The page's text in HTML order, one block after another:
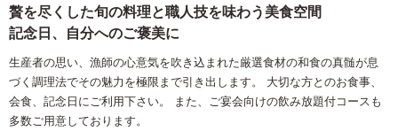
贅を尽くした旬の料理と職人技を味わう美食空間
記念日、自分へのご褒美に
生産者の思い、漁師の心意気を吹き込まれた厳選食材の和食の真髄が息
づく調理法でその魅力を極限まで引き出します。 大切な方とのお食事、
会食、記念日にご利用下さい。 また、ご宴会向けの飲み放題付コースも
多数ご用意しております。